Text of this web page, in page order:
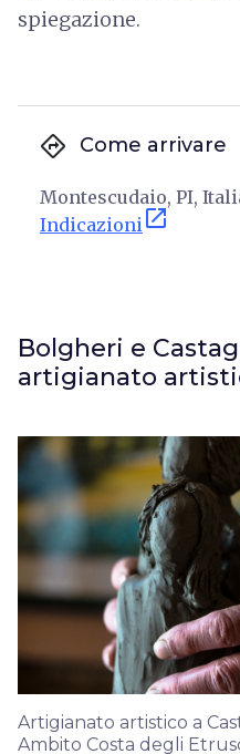
spiegazione.
directions Come arrivare
Montescudaio, PI,
Indicazioni open_in_new
Bolgheri e
artigianato
Artigianato artistico a
Ambito Costa degli